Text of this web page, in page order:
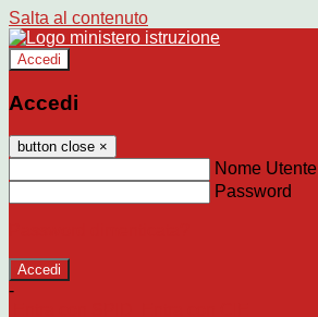
Salta al contenuto
Accedi
Accedi
button close ×
Nome Utente
Password
-